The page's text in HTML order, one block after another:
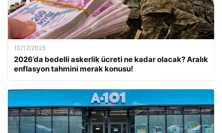
10/12/2025
2026’da bedelli askerlik ücreti ne kadar olacak? Aralık
enflasyon tahmini merak konusu!